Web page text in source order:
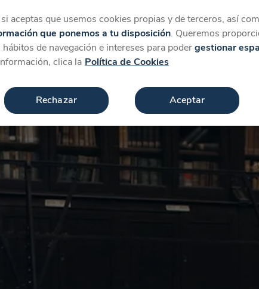
Másaceptas que usemos cookies propias y de terceros, así
que ponemos a tu disposición. Queremos
de navegación e intereses para podergestionar
clica la Política de Cookies
Rechazar Aceptar